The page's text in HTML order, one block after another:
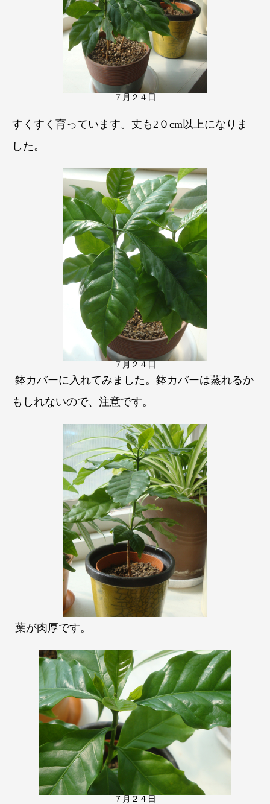
７月２４日
すくすく育っています。丈も2０cm以上になりま
した。
７月２４日
鉢カバーに入れてみました。鉢カバーは蒸れるか
もしれないので、注意です。
葉が肉厚です。
７月２４日